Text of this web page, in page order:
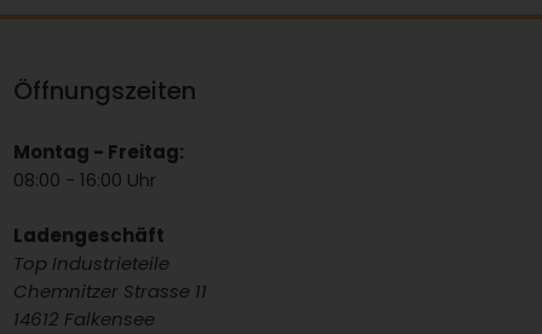
Öffnungszeiten
Montag - Freitag:
08:00 - 16:00 Uhr
Ladengeschäft
Top Industrieteile
Chemnitzer Strasse 11
14612 Falkensee